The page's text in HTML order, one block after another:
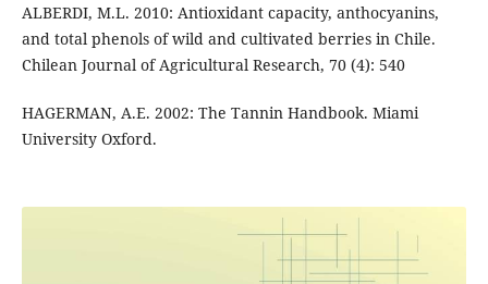
ALBERDI, M.L. 2010: Antioxidant capacity, anthocyanins,
and total phenols of wild and cultivated berries in Chile.
Chilean Journal of Agricultural Research, 70 (4): 540
HAGERMAN, A.E. 2002: The Tannin Handbook. Miami
University Oxford.